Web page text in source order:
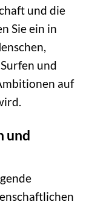
und die
Sie ein in
und
auf
und